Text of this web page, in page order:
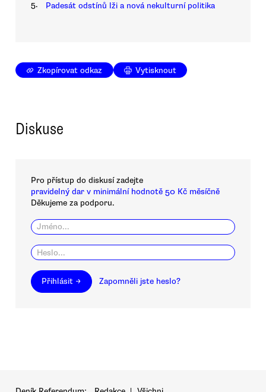
5. Padesát odstínů lži a nová nekulturní politika
Zkopírovat odkaz Vytisknout
Diskuse
Pro přístup do diskusí zadejte
pravidelný dar v minimální hodnotě 50 Kč měsíčně
Děkujeme za podporu.
Přihlásit → Zapomněli jste heslo?